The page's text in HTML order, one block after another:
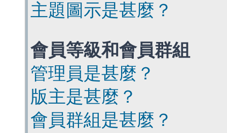
主題圖示是甚麼？
會員等級和會員群組
管理員是甚麼？
版主是甚麼？
會員群組是甚麼？